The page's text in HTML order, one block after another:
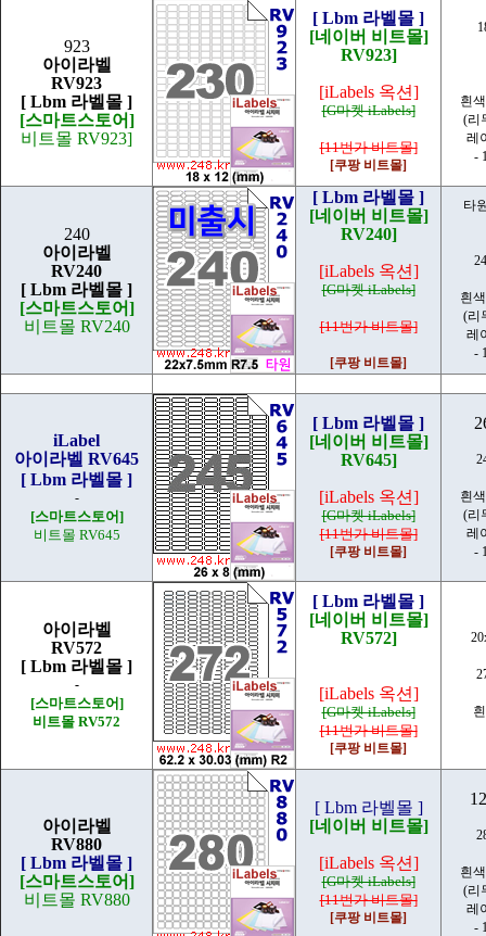
923
아이라벨
RV923
[ Lbm 라벨몰 ]
[스마트스토어]
비트몰 RV923]
[ Lbm 라벨몰 ]
[네이버 비트몰]
RV923]
[iLabels 옥션]
[G마켓 iLabels]
[11번가 비트몰]
[쿠팡 비트몰]
흰
(리
레
-
240
아이라벨
RV240
[ Lbm 라벨몰 ]
[스마트스토어]
비트몰 RV240
[ Lbm 라벨몰 ]
[네이버 비트몰]
RV240]
[iLabels 옥션]
[G마켓 iLabels]
[11번가 비트몰]
[쿠팡 비트몰]
타
흰
(리
레
-
iLabel
아이라벨 RV645
[ Lbm 라벨몰 ]
-
[스마트스토어]
비트몰 RV645
[ Lbm 라벨몰 ]
[네이버 비트몰]
RV645]
[iLabels 옥션]
[G마켓 iLabels]
[11번가 비트몰]
[쿠팡 비트몰]
흰
(리
레
-
아이라벨
RV572
[ Lbm 라벨몰 ]
-
[스마트스토어]
비트몰 RV572
[ Lbm 라벨몰 ]
[네이버 비트몰]
RV572]
[iLabels 옥션]
[G마켓 iLabels]
[11번가 비트몰]
[쿠팡 비트몰]
아이라벨
RV880
[ Lbm 라벨몰 ]
[스마트스토어]
비트몰 RV880
[ Lbm 라벨몰 ]
[네이버 비트몰]
[iLabels 옥션]
[G마켓 iLabels]
[11번가 비트몰]
[쿠팡 비트몰]
흰
(리
레
-